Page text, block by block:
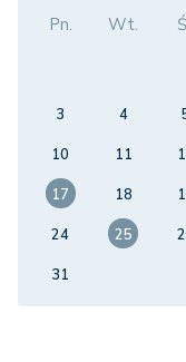
Pn. Wt.
3
4
10
11
17
18
24
25
31